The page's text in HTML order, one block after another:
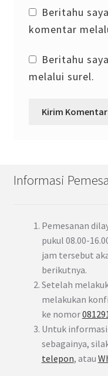
Beritahu
komentar
Beritahu
melalui surel.
Informasi
Pemesanan
pukul 08.00-
jam tersebut
berikutnya.
Setelah
melakukan
ke nomor
Untuk informasi
sebagainya,
telepon, atau